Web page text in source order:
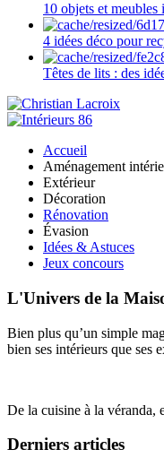
10 objets et meubles
4 idées déco pour
Têtes de lits : des
Accueil
Aménagement
Extérieur
Décoration
Rénovation
Évasion
Idées & Astuces
Jeux concours
L'Univers de la
Bien plus qu’un simple
bien ses intérieurs que ses
De la cuisine à la véranda,
Derniers articles